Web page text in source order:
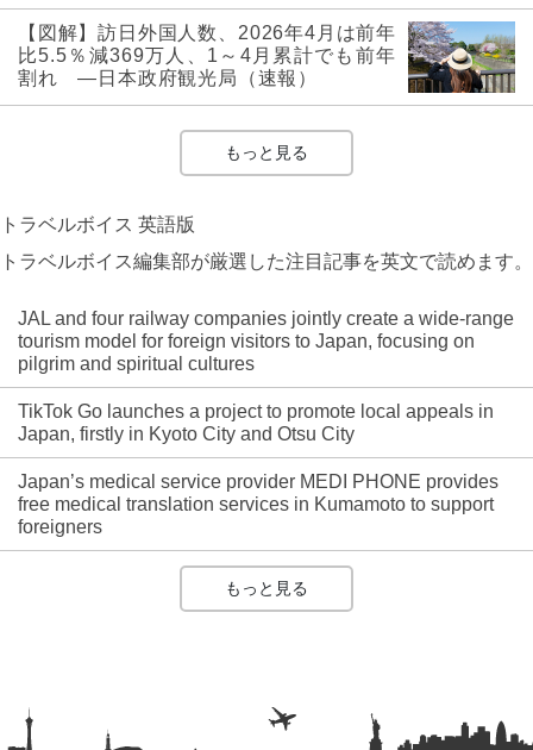
【図解】訪日外国人数、2026年4月は前年
比5.5％減369万人、1～4月累計でも前年
割れ ―日本政府観光局（速報）
もっと見る
トラベルボイス 英語版
トラベルボイス編集部が厳選した注目記事を英文で読めます。
JAL and four railway companies jointly create a wide-range
tourism model for foreign visitors to Japan, focusing on
pilgrim and spiritual cultures
TikTok Go launches a project to promote local appeals in
Japan, firstly in Kyoto City and Otsu City
Japan’s medical service provider MEDI PHONE provides
free medical translation services in Kumamoto to support
foreigners
もっと見る